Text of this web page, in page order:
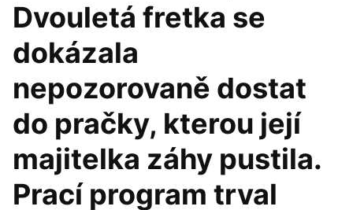
Dvouletá fretka se
dokázala
nepozorovaně dostat
do pračky, kterou její
majitelka záhy pustila.
Prací program trval